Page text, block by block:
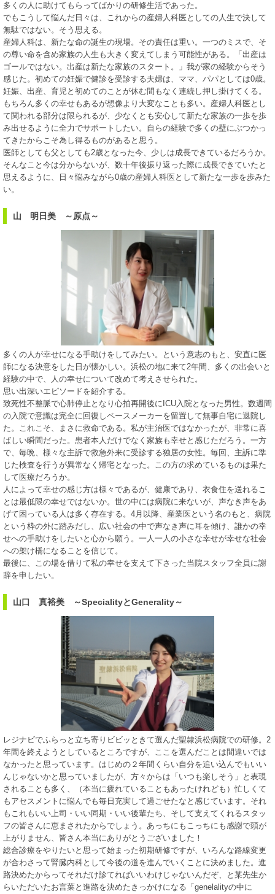
多くの人に助けてもらってばかりの研修生活であった。
でもこうして悩んだ日々は、これからの産婦人科医としての人生で決して
無駄ではない。そう思える。
産婦人科は、新たな命の誕生の現場。その責任は重い。一つのミスで、そ
の尊い命を含め家族の人生も大きく変えてしまう可能性がある。「出産は
ゴールではない。出産は新たな家族のスタート。」我が家の経験からそう
感じた。初めての妊娠で健診を受診する夫婦は、ママ、パパとしては0歳。
妊娠、出産、育児と初めてのことが休む間もなく連続し押し掛けてくる。
もちろん多くの幸せもあるが想像より大変なことも多い。産婦人科医とし
て関われる部分は限られるが、少なくとも安心して新たな家族の一歩を歩
み出せるように全力でサポートしたい。自らの経験で多くの壁にぶつかっ
てきたからこそ為し得るものがあると思う。
医師としても父としても2歳となった今、少しは成長できているだろうか。
そんなこと今は分からないが、数十年後振り返った際に成長できていたと
思えるように、日々悩みながら0歳の産婦人科医として新たな一歩を歩みた
い。
山 明日美 ～原点～
多くの人が幸せになる手助けをしてみたい。という意志のもと、安直に医
師になる決意をした日が懐かしい。浜松の地に来て2年間、多くの出会いと
経験の中で、人の幸せについて改めて考えさせられた。
思い出深いエピソードを紹介する。
致死性不整脈で心肺停止となり心拍再開後にICU入院となった男性。数週間
の入院で意識は完全に回復しペースメーカーを留置して無事自宅に退院し
た。これこそ、まさに救命である。私が主治医ではなかったが、非常に喜
ばしい瞬間だった。患者本人だけでなく家族も幸せと感じただろう。一方
で、毎晩、様々な主訴で救急外来に受診する独居の女性。毎回、主訴に準
じた検査を行うが異常なく帰宅となった。この方の求めているものは果た
して医療だろうか。
人によって幸せの感じ方は様々であるが、健康であり、衣食住を送れるこ
とは最低限の幸せではないか。世の中には病院に来ないが、声なき声をあ
げて困っている人は多く存在する。4月以降、産業医という名のもと、病院
という枠の外に踏みだし、広い社会の中で声なき声に耳を傾け、誰かの幸
せへの手助けをしたいと心から願う。一人一人の小さな幸せが幸せな社会
への架け橋になることを信じて。
最後に、この場を借りて私の幸せを支えて下さった当院スタッフ全員に謝
辞を申したい。
山口 真裕美 ～SpecialityとGenerality～
レジナビでふらっと立ち寄りビビッときて選んだ聖隷浜松病院での研修。2
年間を終えようとしているところですが、ここを選んだことは間違いでは
なかったと思っています。はじめの２年間くらい自分を追い込んでもいい
んじゃないかと思っていましたが、方々からは「いつも楽しそう」と表現
されることも多く、（本当に疲れていることもあったけれども）忙しくて
もアセスメントに悩んでも毎日充実して過ごせたなと感じています。それ
もこれもいい上司・いい同期・いい後輩たち、そして支えてくれるスタッ
フの皆さんに恵まされたからでしょう。あっちにもこっちにも感謝で頭が
上がりません、皆さん本当にありがとうございました！
総合診療をやりたいと思って始まった初期研修ですが、いろんな路線変更
が合わさって腎臓内科として今後の道を進んでいくことに決めました。進
路決めたからってそれだけ診てればいいわけじゃないんだぞ、と某先生か
らいただいたお言葉と進路を決めたきっかけになる「genelalityの中に